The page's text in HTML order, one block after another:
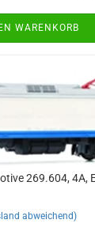
WARENKORB
269.604, 4A,
abweichend)